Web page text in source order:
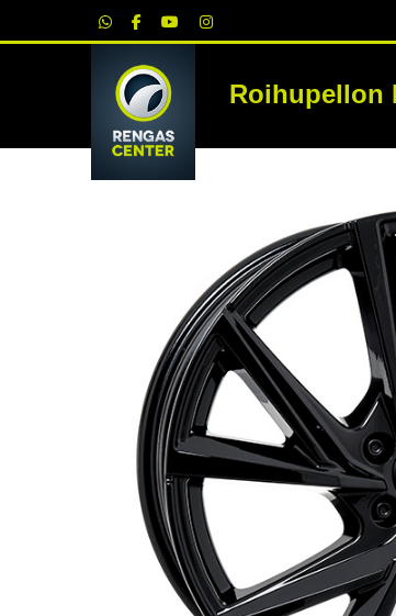
Roihupellon